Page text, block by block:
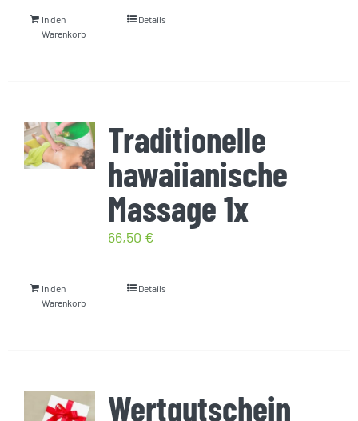
In den
Warenkorb
Details
Traditionelle
hawaiianische
Massage 1x
66,50 €
In den
Warenkorb
Details
Wertgutschein